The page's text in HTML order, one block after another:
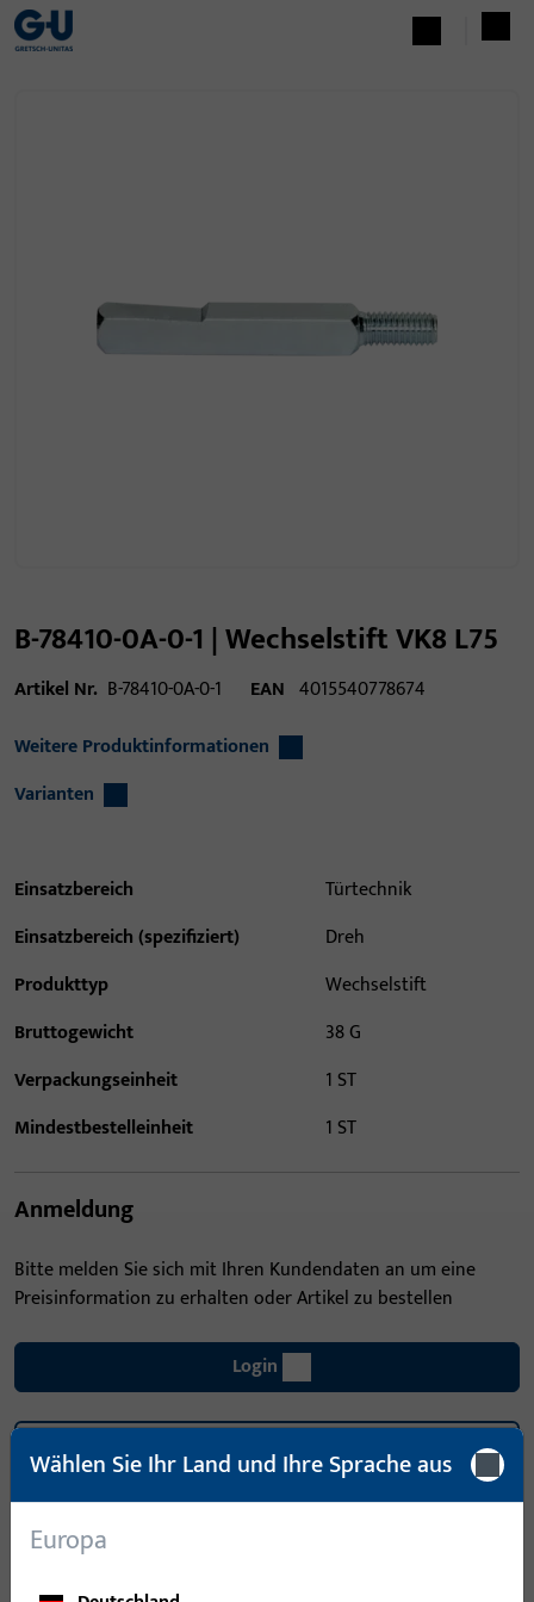
B-78410-0A-0-1 | Wechselstift VK8 L75
Artikel Nr. B-78410-0A-0-1 EAN 4015540778674
Weitere Produktinformationen
Varianten
Einsatzbereich
Türtechnik
Einsatzbereich (spezifiziert)
Dreh
Produkttyp
Wechselstift
Bruttogewicht
38 G
Verpackungseinheit
1 ST
Mindestbestelleinheit
1 ST
Anmeldung
Bitte melden Sie sich mit Ihren Kundendaten an um eine
Preisinformation zu erhalten oder Artikel zu bestellen
Login
Account erstellen
Produktbeschreibung
Wählen Sie Ihr Land und Ihre Sprache aus
Europa